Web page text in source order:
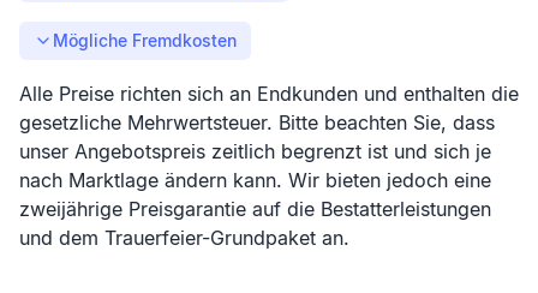
Mögliche Fremdkosten
Alle Preise richten sich an Endkunden und enthalten die
gesetzliche Mehrwertsteuer. Bitte beachten Sie, dass
unser Angebotspreis zeitlich begrenzt ist und sich je
nach Marktlage ändern kann. Wir bieten jedoch eine
zweijährige Preisgarantie auf die Bestatterleistungen
und dem Trauerfeier-Grundpaket an.